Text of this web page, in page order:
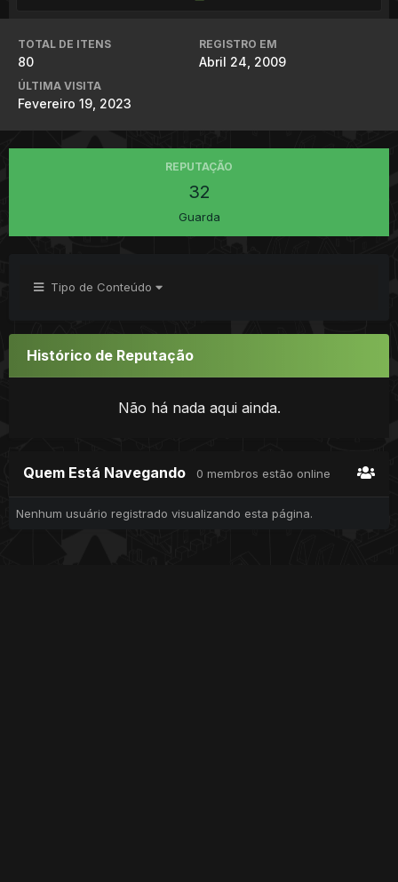
TOTAL DE ITENS
80
REGISTRO EM
Abril 24, 2009
ÚLTIMA VISITA
Fevereiro 19, 2023
REPUTAÇÃO
32
Guarda
Tipo de Conteúdo
Histórico de Reputação
Não há nada aqui ainda.
Quem Está Navegando 0 membros estão online
Nenhum usuário registrado visualizando esta página.